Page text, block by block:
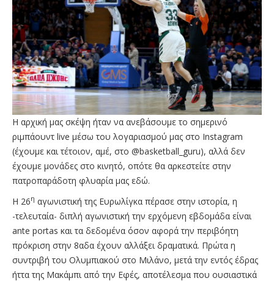
Η αρχική μας σκέψη ήταν να ανεβάσουμε το σημερινό
ριμπάουντ live μέσω του λογαριασμού μας στο Instagram
(έχουμε και τέτοιον, αμέ, στο @basketball_guru), αλλά δεν
έχουμε μονάδες στο κινητό, οπότε θα αρκεστείτε στην
πατροπαράδοτη φλυαρία μας εδώ.
Η 26η αγωνιστική της Ευρωλίγκα πέρασε στην ιστορία, η
-τελευταία- διπλή αγωνιστική την ερχόμενη εβδομάδα είναι
ante portas και τα δεδομένα όσον αφορά την περιβόητη
πρόκριση στην 8αδα έχουν αλλάξει δραματικά. Πρώτα η
συντριβή του Ολυμπιακού στο Μιλάνο, μετά την εντός έδρας
ήττα της Μακάμπι από την Εφές, αποτέλεσμα που ουσιαστικά